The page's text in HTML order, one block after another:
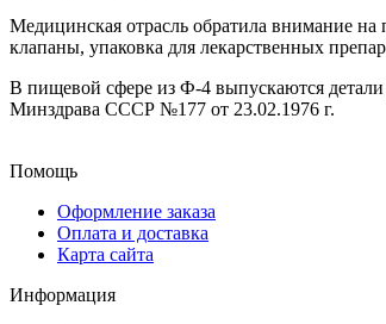
Медицинская отрасль обратила внимание на
клапаны, упаковка для лекарственных
В пищевой сфере из Ф-4 выпускаются детали
Минздрава СССР №177 от 23.02.1976 г.
Помощь
Оформление заказа
Оплата и доставка
Карта сайта
Информация